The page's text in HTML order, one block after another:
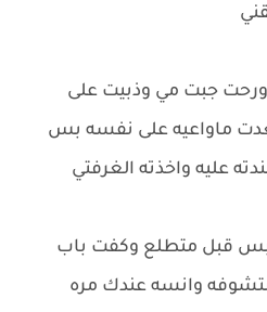
جبت مي وذبيت على
ماواعيه على نفسه بس
عليه واخذته الغرفتي
بس قبل متطلع وكفت باب
وانسه عندك مره